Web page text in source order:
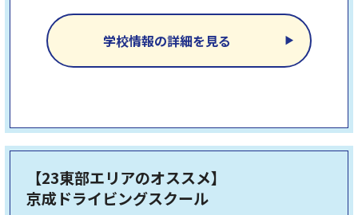
学校情報の詳細を見る
【23東部エリアのオススメ】
京成ドライビングスクール